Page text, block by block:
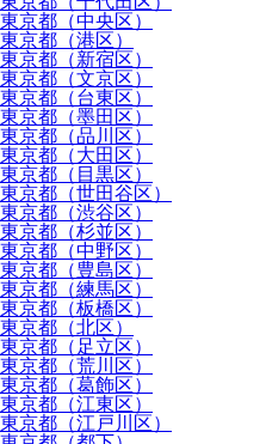
東京都（中央区）
東京都（港区）
東京都（新宿区）
東京都（文京区）
東京都（台東区）
東京都（墨田区）
東京都（品川区）
東京都（大田区）
東京都（目黒区）
東京都（世田谷区）
東京都（渋谷区）
東京都（杉並区）
東京都（中野区）
東京都（豊島区）
東京都（練馬区）
東京都（板橋区）
東京都（北区）
東京都（足立区）
東京都（荒川区）
東京都（葛飾区）
東京都（江東区）
東京都（江戸川区）